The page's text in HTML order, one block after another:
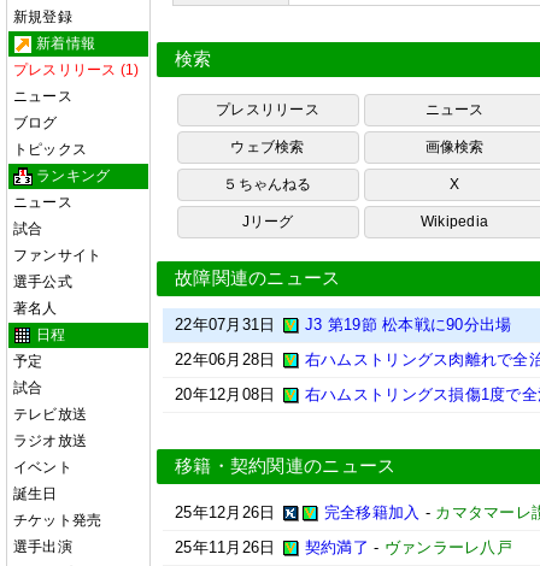
新規登録
新着情報
プレスリリース (1)
ニュース
ブログ
トピックス
ランキング
ニュース
試合
ファンサイト
選手公式
著名人
日程
予定
試合
テレビ放送
ラジオ放送
イベント
誕生日
チケット発売
選手出演
検索
プレスリリース ニュース
ウェブ検索 画像検索
５ちゃんねる X
Jリーグ Wikipedia
故障関連のニュース
22年07月31日
J3 第19節 松本戦に90分出場
22年06月28日
右ハムストリングス肉離れで全
20年12月08日
右ハムストリングス損傷1度で
移籍・契約関連のニュース
25年12月26日 完全移籍加入 - カマタマーレ
25年11月26日
契約満了 - ヴァンラーレ八戸